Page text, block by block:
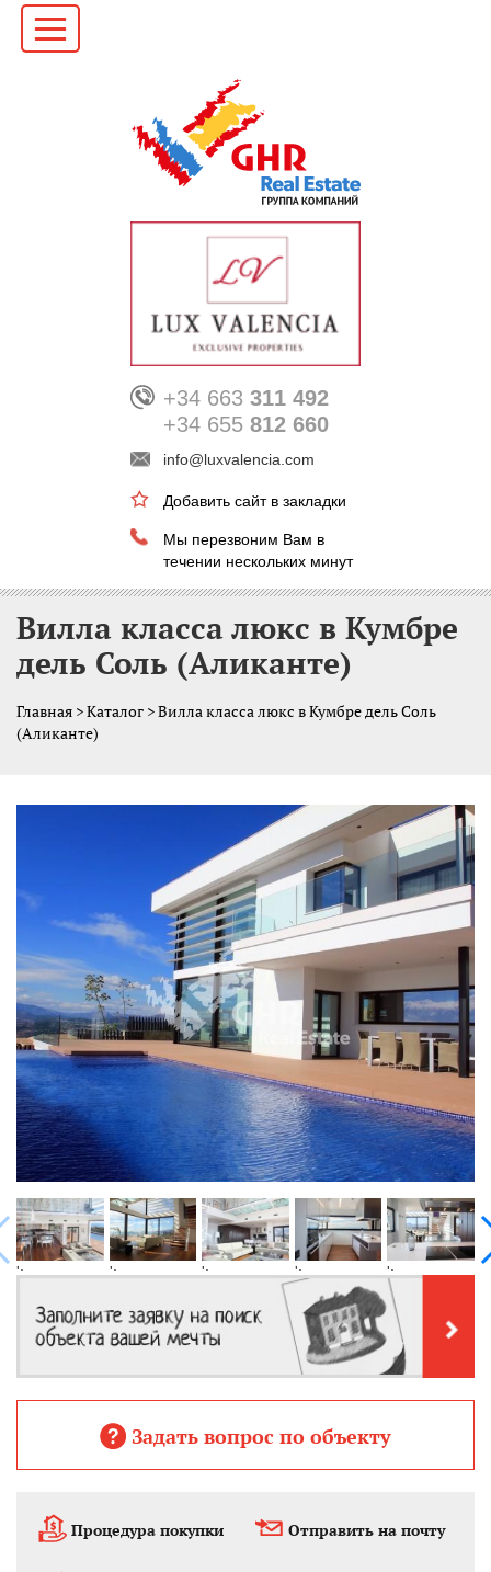
+34 663 311 492
+34 655 812 660
info@luxvalencia.com
Добавить сайт в закладки
Мы перезвоним Вам в
течении нескольких минут
Вилла класса люкс в Кумбре
дель Соль (Аликанте)
Главная >Каталог > Вилла класса люкс в Кумбре дель Соль
(Аликанте)
'; '; '; '; ';
Задать вопрос по объекту
Процедура покупки Отправить на почту